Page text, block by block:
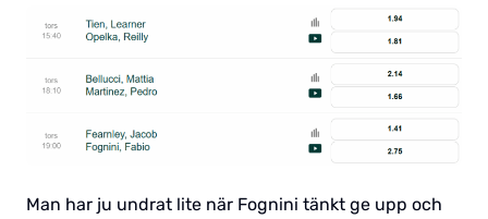
Man har ju undrat lite när Fognini tänkt ge upp och